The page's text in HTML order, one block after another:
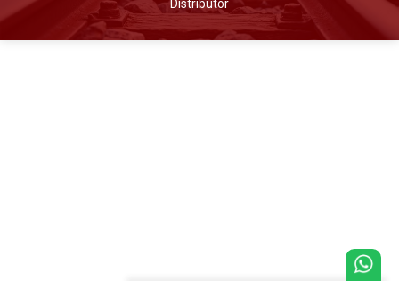
Distributor